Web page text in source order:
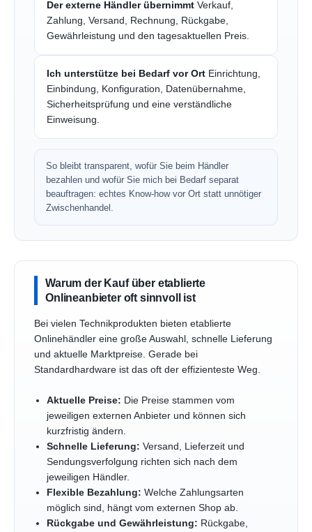
Der externe Händler übernimmt Verkauf,
Zahlung, Versand, Rechnung, Rückgabe,
Gewährleistung und den tagesaktuellen Preis.
Ich unterstütze bei Bedarf vor Ort Einrichtung,
Einbindung, Konfiguration, Datenübernahme,
Sicherheitsprüfung und eine verständliche
Einweisung.
So bleibt transparent, wofür Sie beim Händler
bezahlen und wofür Sie mich bei Bedarf separat
beauftragen: echtes Know-how vor Ort statt unnötiger
Zwischenhandel.
Warum der Kauf über etablierte
Onlineanbieter oft sinnvoll ist
Bei vielen Technikprodukten bieten etablierte
Onlinehändler eine große Auswahl, schnelle Lieferung
und aktuelle Marktpreise. Gerade bei
Standardhardware ist das oft der effizienteste Weg.
Aktuelle Preise: Die Preise stammen vom
jeweiligen externen Anbieter und können sich
kurzfristig ändern.
Schnelle Lieferung: Versand, Lieferzeit und
Sendungsverfolgung richten sich nach dem
jeweiligen Händler.
Flexible Bezahlung: Welche Zahlungsarten
möglich sind, hängt vom externen Shop ab.
Rückgabe und Gewährleistung: Rückgabe,